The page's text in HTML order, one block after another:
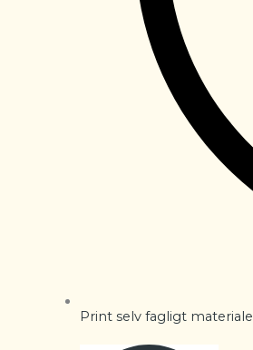
Print selv fagligt materiale